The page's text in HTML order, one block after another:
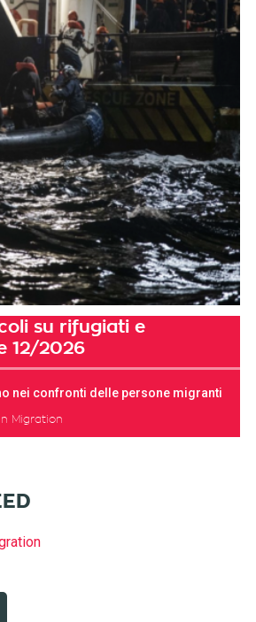
su rifugiati e
12/2026
nei confronti delle persone migranti
Migration